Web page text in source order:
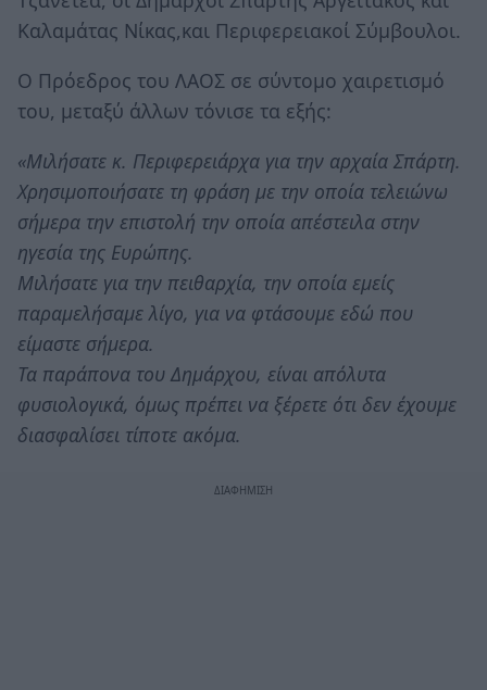
Καλαμάτας Νίκας,και Περιφερειακοί Σύμβουλοι.
Ο Πρόεδρος του ΛΑΟΣ σε σύντομο χαιρετισμό
του, μεταξύ άλλων τόνισε τα εξής:
«Μιλήσατε κ. Περιφερειάρχα για την αρχαία Σπάρτη.
Χρησιμοποιήσατε τη φράση με την οποία τελειώνω
σήμερα την επιστολή την οποία απέστειλα στην
ηγεσία της Ευρώπης.
Μιλήσατε για την πειθαρχία, την οποία εμείς
παραμελήσαμε λίγο, για να φτάσουμε εδώ που
είμαστε σήμερα.
Τα παράπονα του Δημάρχου, είναι απόλυτα
φυσιολογικά, όμως πρέπει να ξέρετε ότι δεν έχουμε
διασφαλίσει τίποτε ακόμα.